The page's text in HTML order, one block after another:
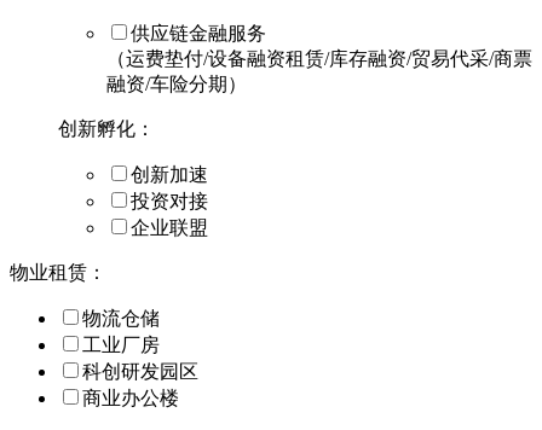
供应链金融服务
（运费垫付/设备融资租赁/库存融资/贸易代采/商票
融资/车险分期）
创新孵化：
创新加速
投资对接
企业联盟
物业租赁：
物流仓储
工业厂房
科创研发园区
商业办公楼